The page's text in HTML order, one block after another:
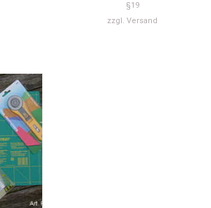
§19
zzgl. Versand